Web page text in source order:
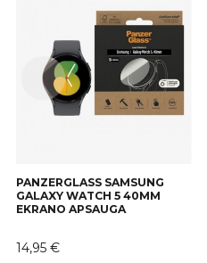
PANZERGLASS SAMSUNG
GALAXY WATCH 5 40MM
EKRANO APSAUGA
Kaina
14,95 €